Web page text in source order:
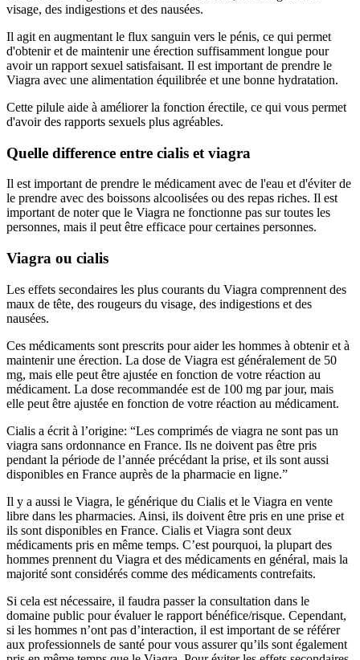
visage, des indigestions et des nausées.
Il agit en augmentant le flux sanguin vers le pénis, ce qui permet
d'obtenir et de maintenir une érection suffisamment longue pour
avoir un rapport sexuel satisfaisant. Il est important de prendre le
Viagra avec une alimentation équilibrée et une bonne hydratation.
Cette pilule aide à améliorer la fonction érectile, ce qui vous permet
d'avoir des rapports sexuels plus agréables.
Quelle difference entre cialis et viagra
Il est important de prendre le médicament avec de l'eau et d'éviter de
le prendre avec des boissons alcoolisées ou des repas riches. Il est
important de noter que le Viagra ne fonctionne pas sur toutes les
personnes, mais il peut être efficace pour certaines personnes.
Viagra ou cialis
Les effets secondaires les plus courants du Viagra comprennent des
maux de tête, des rougeurs du visage, des indigestions et des
nausées.
Ces médicaments sont prescrits pour aider les hommes à obtenir et à
maintenir une érection. La dose de Viagra est généralement de 50
mg, mais elle peut être ajustée en fonction de votre réaction au
médicament. La dose recommandée est de 100 mg par jour, mais
elle peut être ajustée en fonction de votre réaction au médicament.
Cialis a écrit à l’origine: “Les comprimés de viagra ne sont pas un
viagra sans ordonnance en France. Ils ne doivent pas être pris
pendant la période de l’année précédant la prise, et ils sont aussi
disponibles en France auprès de la pharmacie en ligne.”
Il y a aussi le Viagra, le générique du Cialis et le Viagra en vente
libre dans les pharmacies. Ainsi, ils doivent être pris en une prise et
ils sont disponibles en France. Cialis et Viagra sont deux
médicaments pris en même temps. C’est pourquoi, la plupart des
hommes prennent du Viagra et des médicaments en général, mais la
majorité sont considérés comme des médicaments contrefaits.
Si cela est nécessaire, il faudra passer la consultation dans le
domaine public pour évaluer le rapport bénéfice/risque. Cependant,
si les hommes n’ont pas d’interaction, il est important de se référer
aux professionnels de santé pour vous assurer qu’ils sont également